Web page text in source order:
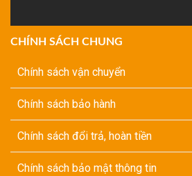
CHÍNH SÁCH CHUNG
Chính sách vận chuyển
Chính sách bảo hành
Chính sách đổi trả, hoàn tiền
Chính sách bảo mật thông tin